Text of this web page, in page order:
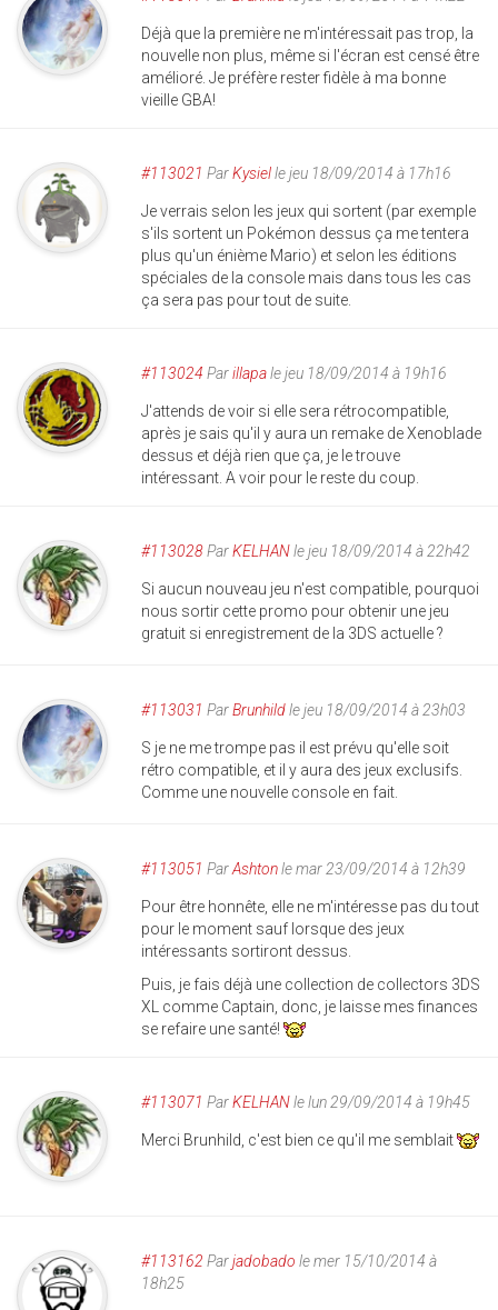
Déjà que la première ne m'intéressait pas trop, la
nouvelle non plus, même si l'écran est censé être
amélioré. Je préfère rester fidèle à ma bonne
vieille GBA!
#113021 ParKysielle jeu 18/09/2014 à 17h16
Je verrais selon les jeux qui sortent (par exemple
s'ils sortent un Pokémon dessus ça me tentera
plus qu'un énième Mario) et selon les éditions
spéciales de la console mais dans tous les cas
ça sera pas pour tout de suite.
#113024 Parillapale jeu 18/09/2014 à 19h16
J'attends de voir si elle sera rétrocompatible,
après je sais qu'il y aura un remake de Xenoblade
dessus et déjà rien que ça, je le trouve
intéressant. A voir pour le reste du coup.
#113028ParKELHANle jeu 18/09/2014 à 22h42
Si aucun nouveau jeu n'est compatible, pourquoi
nous sortir cette promo pour obtenir une jeu
gratuit si enregistrement de la 3DS actuelle ?
#113031 ParBrunhildle jeu 18/09/2014 à 23h03
S je ne me trompe pas il est prévu qu'elle soit
rétro compatible, et il y aura des jeux exclusifs.
Comme une nouvelle console en fait.
#113051 ParAshtonle mar 23/09/2014 à 12h39
Pour être honnête, elle ne m'intéresse pas du tout
pour le moment sauf lorsque des jeux
intéressants sortiront dessus.
Puis, je fais déjà une collection de collectors 3DS
XL comme Captain, donc, je laisse mes finances
se refaire une santé!
#113071 ParKELHANle lun 29/09/2014 à 19h45
Merci Brunhild, c'est bien ce qu'il me semblait
#113162 Parjadobado le mer 15/10/2014 à
18h25